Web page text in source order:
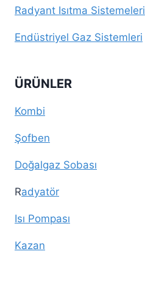
Radyant Isıtma Sistemeleri
Endüstriyel Gaz Sistemleri
ÜRÜNLER
Kombi
Şofben
Doğalgaz Sobası
Radyatör
Isı Pompası
Kazan